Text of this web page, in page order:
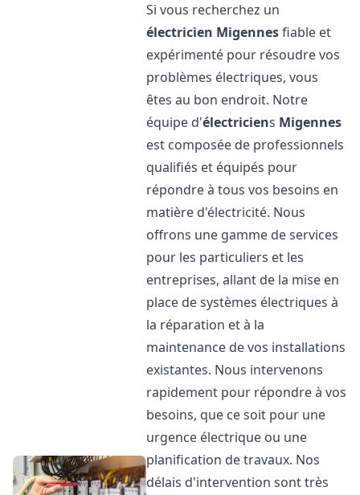
Si vous recherchez un
électricien Migennesfiable et
expérimenté pour résoudre vos
problèmes électriques, vous
êtes au bon endroit. Notre
équipe d'électriciens Migennes
est composée de professionnels
qualifiés et équipés pour
répondre à tous vos besoins en
matière d'électricité. Nous
offrons une gamme de services
pour les particuliers et les
entreprises, allant de la mise en
place de systèmes électriques à
la réparation et à la
maintenance de vos installations
existantes. Nous intervenons
rapidement pour répondre à vos
besoins, que ce soit pour une
urgence électrique ou une
planification de travaux. Nos
délais d'intervention sont très